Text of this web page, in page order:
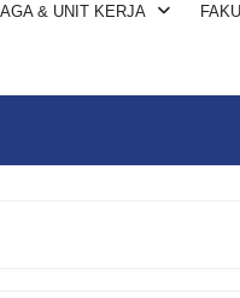
& UNIT KERJA